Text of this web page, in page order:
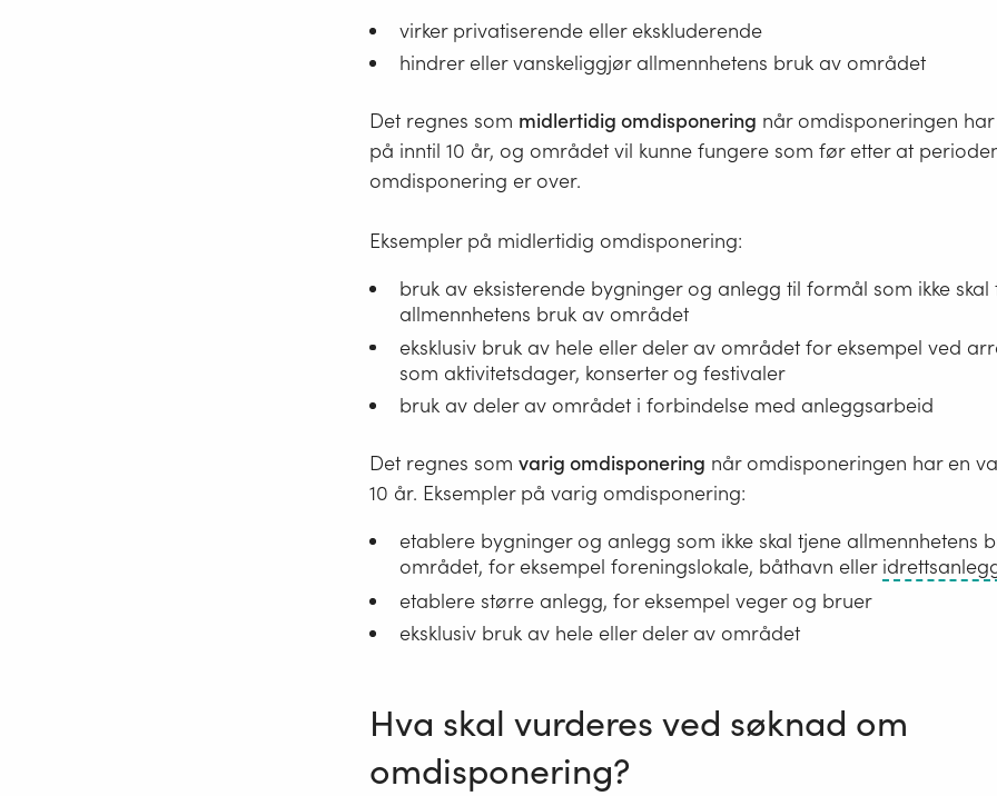
virker privatiserende eller ekskluderende
hindrer eller vanskeliggjør allmennhetens bruk av området
Det regnes som midlertidig omdisponering når omdisponeringen
på inntil 10 år, og området vil kunne fungere som før etter at
omdisponering er over.
Eksempler på midlertidig omdisponering:
bruk av eksisterende bygninger og anlegg til formål som ikke skal
allmennhetens bruk av området
eksklusiv bruk av hele eller deler av området for eksempel ved
som aktivitetsdager, konserter og festivaler
bruk av deler av området i forbindelse med anleggsarbeid
Det regnes som varig omdisponering når omdisponeringen har en
10 år. Eksempler på varig omdisponering:
etablere bygninger og anlegg som ikke skal tjene allmennhetens
området, for eksempel foreningslokale, båthavn eller
etablere større anlegg, for eksempel veger og bruer
eksklusiv bruk av hele eller deler av området
Hva skal vurderes ved søknad om
omdisponering?